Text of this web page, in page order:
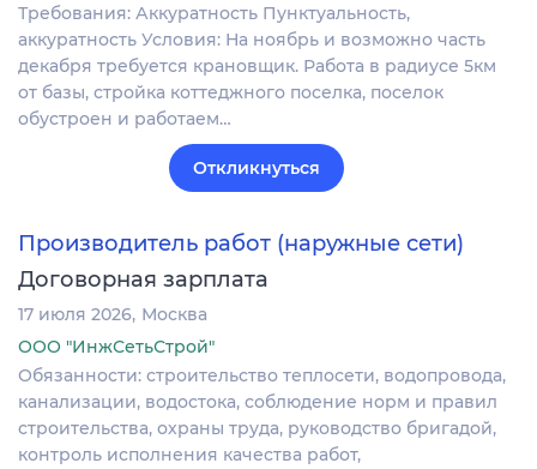
Требования: Аккуратность Пунктуальность,
аккуратность Условия: На ноябрь и возможно часть
декабря требуется крановщик. Работа в радиусе 5км
от базы, стройка коттеджного поселка, поселок
обустроен и работаем…
Откликнуться
Производитель работ (наружные сети)
Договорная зарплата
17 июля 2026 Москва
ООО "ИнжСетьСтрой"
Обязанности: строительство теплосети, водопровода,
канализации, водостока, соблюдение норм и правил
строительства, охраны труда, руководство бригадой,
контроль исполнения качества работ,